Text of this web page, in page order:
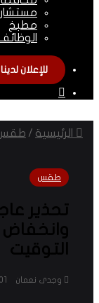
مطبخ
للإعلان لدينا
المظلم
الرئيسية /
طقس
تحذير
وانخفاض
التوقيت
وجدى نعمان 01 مارس 2025